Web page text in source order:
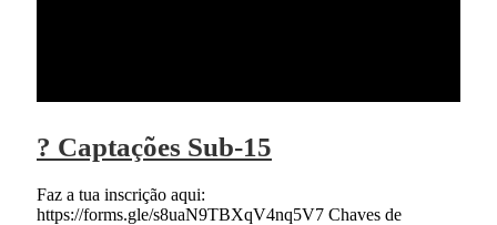
? Captações Sub-15
Faz a tua inscrição aqui:
https://forms.gle/s8uaN9TBXqV4nq5V7 Chaves de